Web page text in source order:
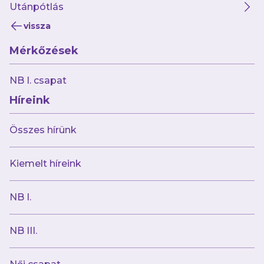
Utánpótlás
vissza
Mérkőzések
NB I. csapat
Híreink
Összes hírünk
Kiemelt híreink
NB I.
NB III.
Bár javultak Moga Lóránt lehetőségei az előző
hiányzók a csapatban, Kinics Bálint és Lipl
volt, de a vezetőedző a játékos sérülése miatt
nem kockáztatott.
Maglód védekezésre rendezkedett be, hiszen
térfelüket. A 4. minutumban aztán Bohony
Simic leleste, majd egy jó csel után nagy